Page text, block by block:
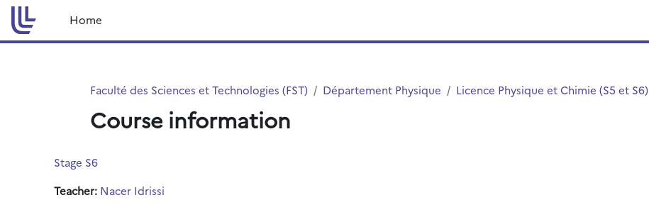
Skip to main content
Home
Faculté des Sciences et Technologies (FST) Département Physique Licence Physique et Chimie (S5 et S6)
Course information
Stage S6
Teacher: Nacer Idrissi